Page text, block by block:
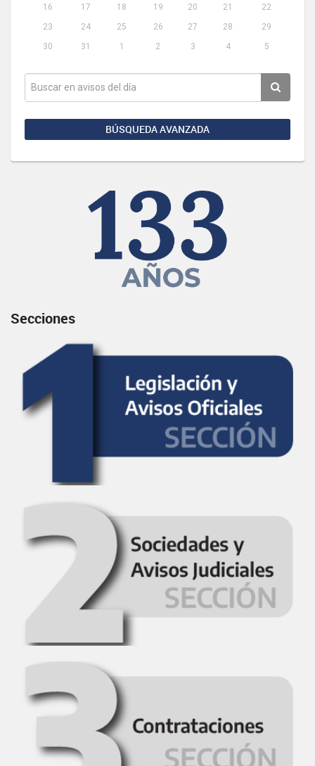
16
17 18 19 20 21
22
23
24 25 26 27 28
29
30
31 1 2 3 4 5
BÚSQUEDA AVANZADA
Secciones